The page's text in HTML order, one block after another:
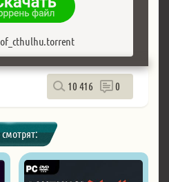
10 416 0